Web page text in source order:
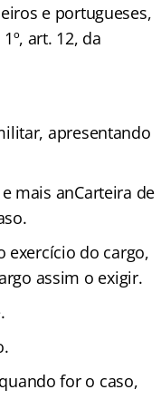
e portugueses,
art. 12, da
apresentando
mais anCarteira de
exercício do cargo,
assim o exigir.
for o caso,